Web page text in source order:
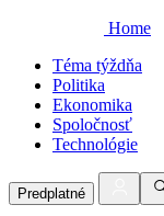
Home
Téma týždňa
Politika
Ekonomika
Spoločnosť
Technológie
Predplatné